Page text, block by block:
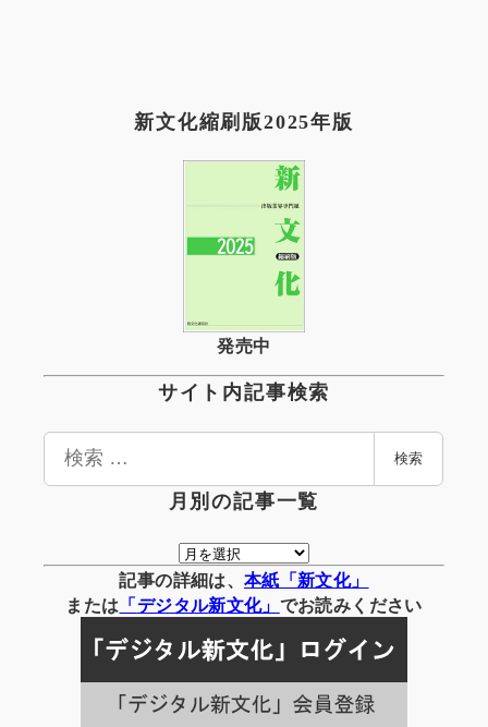
新文化縮刷版2025年版
発売中
サイト内記事検索
検
検索
月別の記事一覧
月
別
の
事
一
覧
記事の詳細は、 本紙「新文化」
または 「デジタル新文化」 でお読みください